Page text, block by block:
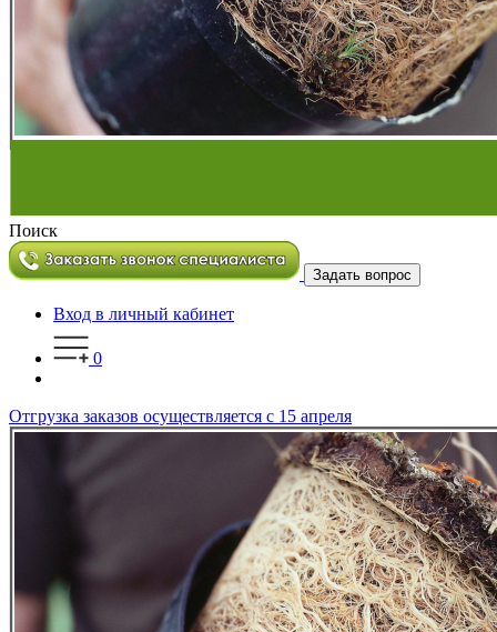
Поиск
Задать вопрос
Вход в личный кабинет
0
Отгрузка заказов осуществляется с 15 апреля